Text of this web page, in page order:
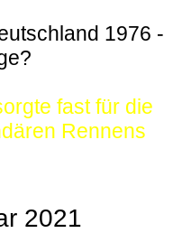
1976 -
fast für die
Rennens
2021